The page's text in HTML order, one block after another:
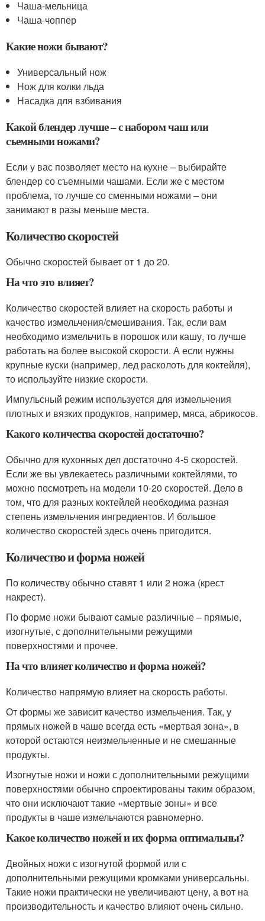
Чаша-мельница
Чаша-чоппер
Какие ножи бывают?
Универсальный нож
Нож для колки льда
Насадка для взбивания
Какой блендер лучше – с набором чаш или
съемными ножами?
Если у вас позволяет место на кухне – выбирайте
блендер со съемными чашами. Если же с местом
проблема, то лучше со сменными ножами – они
занимают в разы меньше места.
Количество скоростей
Обычно скоростей бывает от 1 до 20.
На что это влияет?
Количество скоростей влияет на скорость работы и
качество измельчения/смешивания. Так, если вам
необходимо измельчить в порошок или кашу, то лучше
работать на более высокой скорости. А если нужны
крупные куски (например, лед расколоть для коктейля),
то используйте низкие скорости.
Импульсный режим используется для измельчения
плотных и вязких продуктов, например, мяса, абрикосов.
Какого количества скоростей достаточно?
Обычно для кухонных дел достаточно 4-5 скоростей.
Если же вы увлекаетесь различными коктейлями, то
можно посмотреть на модели 10-20 скоростей. Дело в
том, что для разных коктейлей необходима разная
степень измельчения ингредиентов. И большое
количество скоростей здесь очень пригодится.
Количество и форма ножей
По количеству обычно ставят 1 или 2 ножа (крест
накрест).
По форме ножи бывают самые различные – прямые,
изогнутые, с дополнительными режущими
поверхностями и прочее.
На что влияет количество и форма ножей?
Количество напрямую влияет на скорость работы.
От формы же зависит качество измельчения. Так, у
прямых ножей в чаше всегда есть «мертвая зона», в
которой остаются неизмельченные и не смешанные
продукты.
Изогнутые ножи и ножи с дополнительными режущими
поверхностями обычно спроектированы таким образом,
что они исключают такие «мертвые зоны» и все
продукты в чаше измельчаются равномерно.
Какое количество ножей и их форма оптимальны?
Двойных ножи с изогнутой формой или с
дополнительными режущими кромками универсальны.
Такие ножи практически не увеличивают цену, а вот на
производительность и качество влияют очень сильно.